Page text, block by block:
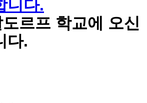
르프 학교에 오신
다.